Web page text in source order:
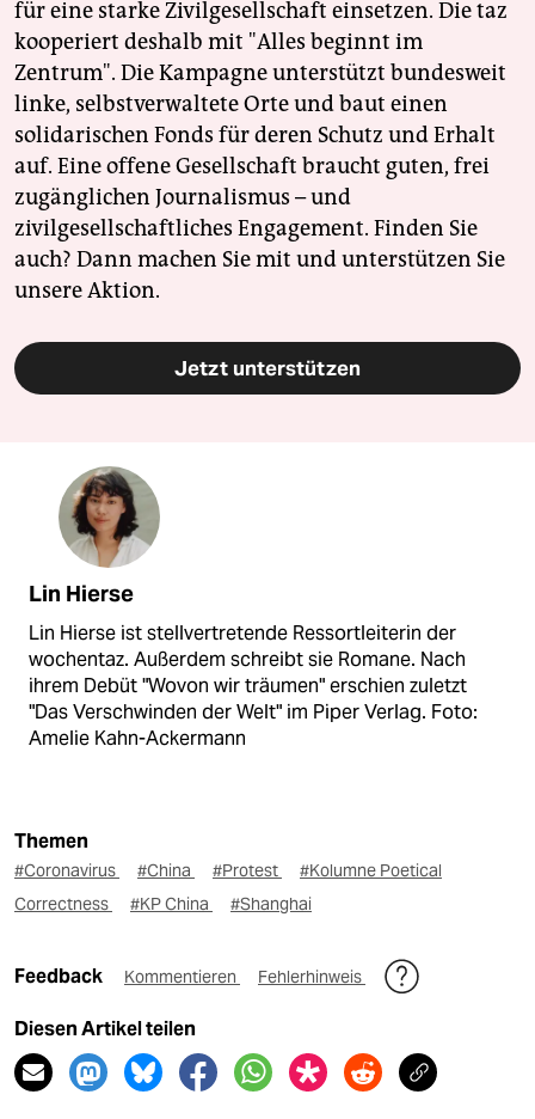
für eine starke Zivilgesellschaft einsetzen. Die taz
kooperiert deshalb mit "Alles beginnt im
Zentrum". Die Kampagne unterstützt bundesweit
linke, selbstverwaltete Orte und baut einen
solidarischen Fonds für deren Schutz und Erhalt
auf. Eine offene Gesellschaft braucht guten, frei
zugänglichen Journalismus – und
zivilgesellschaftliches Engagement. Finden Sie
auch? Dann machen Sie mit und unterstützen Sie
unsere Aktion.
Jetzt unterstützen
Lin Hierse
Lin Hierse ist stellvertretende Ressortleiterin der
wochentaz. Außerdem schreibt sie Romane. Nach
ihrem Debüt "Wovon wir träumen" erschien zuletzt
"Das Verschwinden der Welt" im Piper Verlag. Foto:
Amelie Kahn-Ackermann
Themen
#Coronavirus #China #Protest
#Kolumne Poetical
Correctness
#KP China #Shanghai
Feedback Kommentieren Fehlerhinweis
Diesen Artikel teilen